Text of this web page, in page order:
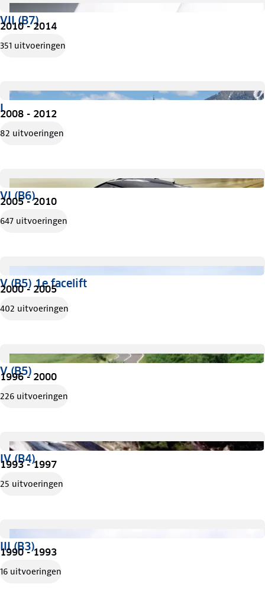
VII (B7)
2010 - 2014
351 uitvoeringen
I
2008 - 2012
82 uitvoeringen
VI (B6)
2005 - 2010
647 uitvoeringen
V (B5) 1e facelift
2000 - 2005
402 uitvoeringen
V (B5)
1996 - 2000
226 uitvoeringen
IV (B4)
1993 - 1997
25 uitvoeringen
III (B3)
1990 - 1993
16 uitvoeringen